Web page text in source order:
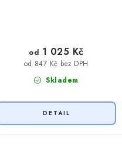
Skladem
od 847 Kč bez DPH
od 1 025 Kč